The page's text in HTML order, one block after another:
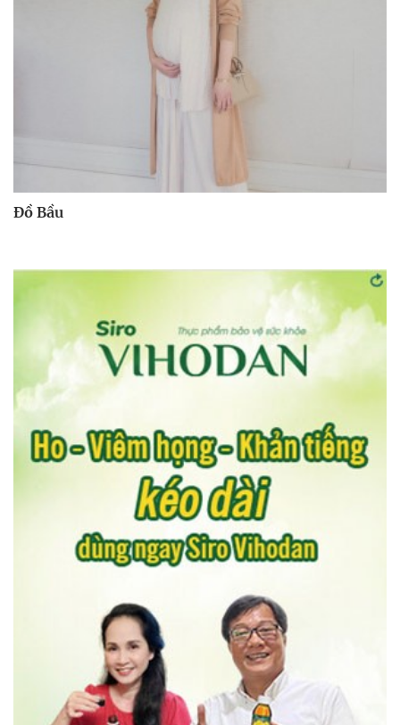
Đồ Bầu